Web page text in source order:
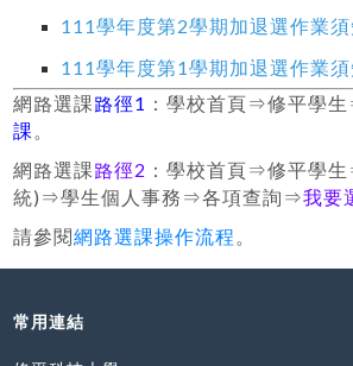
111學年度第2學期加退選作業須
111學年度第1學期加退選作業須
網路選課路徑1 ：學校首頁⇒修平學
課 。
網路選課路徑2 ：學校首頁⇒修平學
統)⇒學生個人事務⇒各項查詢⇒我要
請參閱網路選課操作流程 。
常用連結